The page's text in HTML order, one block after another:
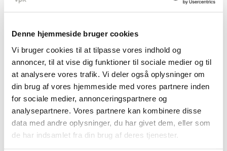
Denne hjemmeside bruger cookies
Vi bruger cookies til at tilpasse vores indhold og
annoncer, til at vise dig funktioner til sociale medier og til
at analysere vores trafik. Vi deler også oplysninger om
din brug af vores hjemmeside med vores partnere inden
for sociale medier, annonceringspartnere og
analysepartnere. Vores partnere kan kombinere disse
data med andre oplysninger, du har givet dem, eller som
de har indsamlet fra din brug af deres tjenester.
< Gå tilbage